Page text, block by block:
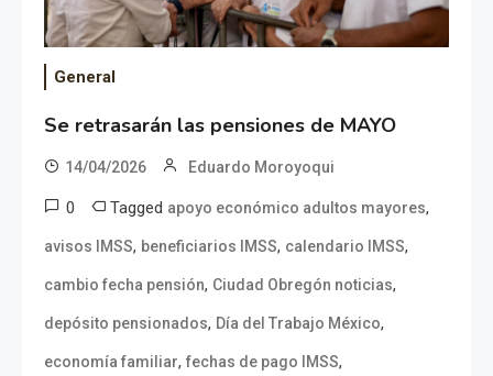
General
Se retrasarán las pensiones de MAYO
14/04/2026 Eduardo Moroyoqui
0 Tagged apoyo económico adultos mayores,
avisos IMSS, beneficiarios IMSS, calendario IMSS,
cambio fecha pensión, Ciudad Obregón noticias,
depósito pensionados, Día del Trabajo México,
economía familiar, fechas de pago IMSS,